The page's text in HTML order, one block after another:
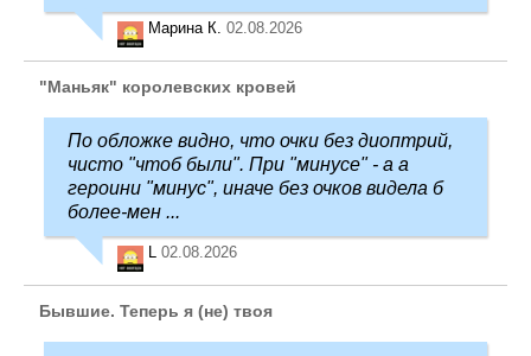
Марина К. 02.08.2026
"Маньяк" королевских кровей
По обложке видно, что очки без диоптрий,
чисто "чтоб были". При "минусе" - а а
героини "минус", иначе без очков видела б
более-мен ...
02.08.2026
Бывшие. Теперь я (не) твоя